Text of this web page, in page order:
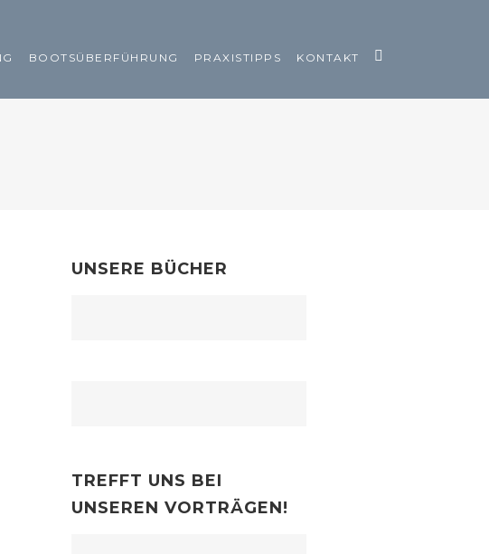
BOOTSÜBERFÜHRUNG PRAXISTIPPS KONTAKT
UNSERE BÜCHER
TREFFT UNS BEI
UNSEREN VORTRÄGEN!